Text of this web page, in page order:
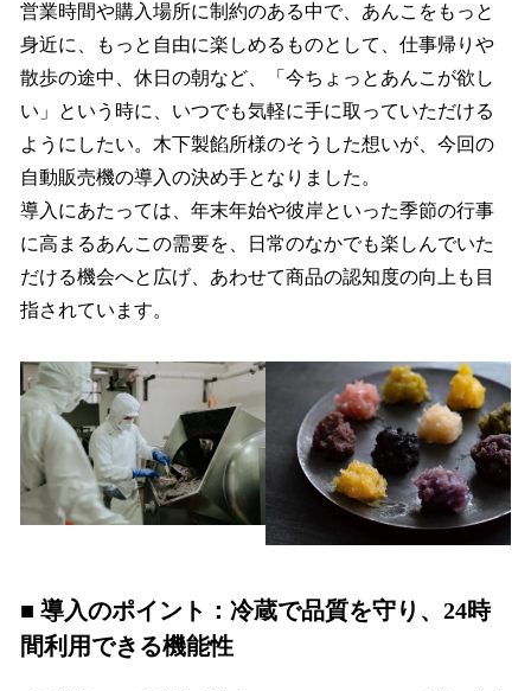
営業時間や購入場所に制約のある中で、あんこをもっと
身近に、もっと自由に楽しめるものとして、仕事帰りや
散歩の途中、休日の朝など、「今ちょっとあんこが欲し
い」という時に、いつでも気軽に手に取っていただける
ようにしたい。木下製餡所様のそうした想いが、今回の
自動販売機の導入の決め手となりました。
導入にあたっては、年末年始や彼岸といった季節の行事
に高まるあんこの需要を、日常のなかでも楽しんでいた
だける機会へと広げ、あわせて商品の認知度の向上も目
指されています。
■ 導入のポイント：冷蔵で品質を守り、24時
間利用できる機能性